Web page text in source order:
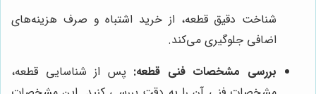
شناخت دقیق قطعه، از خرید اشتباه و صرف هزینه‌های
اضافی جلوگیری می‌کند.
بررسی مشخصات فنی قطعه: پس از شناسایی قطعه،